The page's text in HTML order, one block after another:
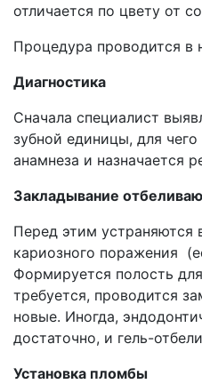
отличается по цвету от
Процедура проводится в
Диагностика
Сначала специалист
зубной единицы, для
анамнеза и назначается
Закладывание
Перед этим
кариозного поражения
Формируется полость
требуется, проводится
новые. Иногда,
достаточно, и гель-
Установка пломбы